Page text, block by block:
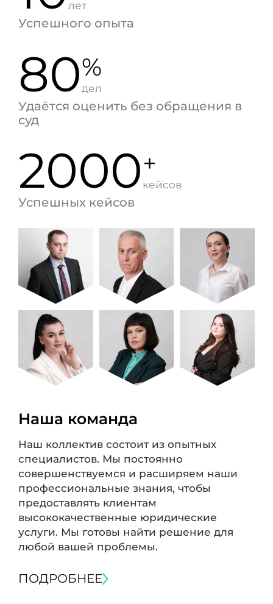
лет
Успешного опыта
80%
дел
Удаётся оценить без обращения в
суд
2000+
кейсов
Успешных кейсов
Наша команда
Наш коллектив состоит из опытных
специалистов. Мы постоянно
совершенствуемся и расширяем наши
профессиональные знания, чтобы
предоставлять клиентам
высококачественные юридические
услуги. Мы готовы найти решение для
любой вашей проблемы.
ПОДРОБНЕЕ